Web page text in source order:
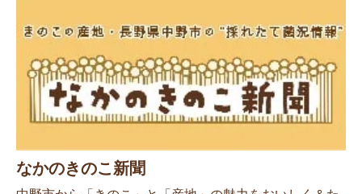
なかのきのこ新聞